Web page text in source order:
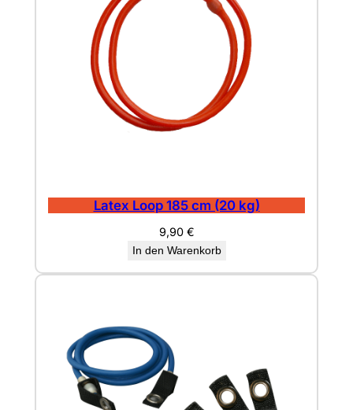
Latex Loop 185 cm (20 kg)
9,90 €
In den Warenkorb